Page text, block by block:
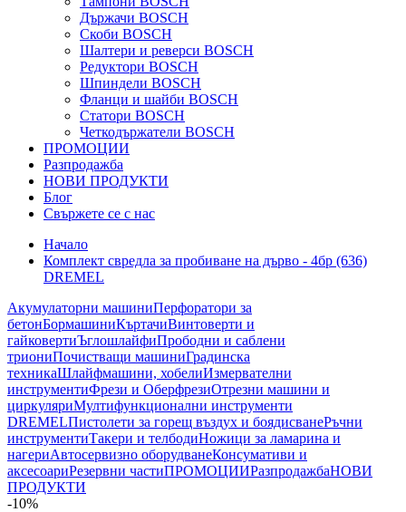
Държачи BOSCH
Скоби BOSCH
Шалтери и реверси BOSCH
Редуктори BOSCH
Шпиндели BOSCH
Фланци и шайби BOSCH
Статори BOSCH
Четкодържатели BOSCH
ПРОМОЦИИ
Разпродажба
НОВИ ПРОДУКТИ
Блог
Свържете се с нас
Начало
Комплект свредла за пробиване на дърво - 4бр (636)
DREMEL
Акумулаторни машиниПерфоратори за
бетонБормашиниКъртачиВинтоверти и
гайковертиЪглошлайфиПрободни и саблени
триониПочистващи машиниГрадинска
техникаШлайфмашини, хобелиИзмервателни
инструментиФрези и ОберфрезиОтрезни машини и
циркуляриМултифункционални инструменти
DREMELПистолети за горещ въздух и боядисванеРъчни
инструментиТакери и телбодиНожици за ламарина и
нагериАвтосервизно оборудванеКонсумативи и
аксесоариРезервни частиПРОМОЦИИРазпродажбаНОВИ
ПРОДУКТИ
-10%